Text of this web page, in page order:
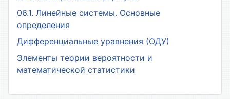
06.1. Линейные системы. Основные
определения
Дифференциальные уравнения (ОДУ)
Элементы теории вероятности и
математической статистики